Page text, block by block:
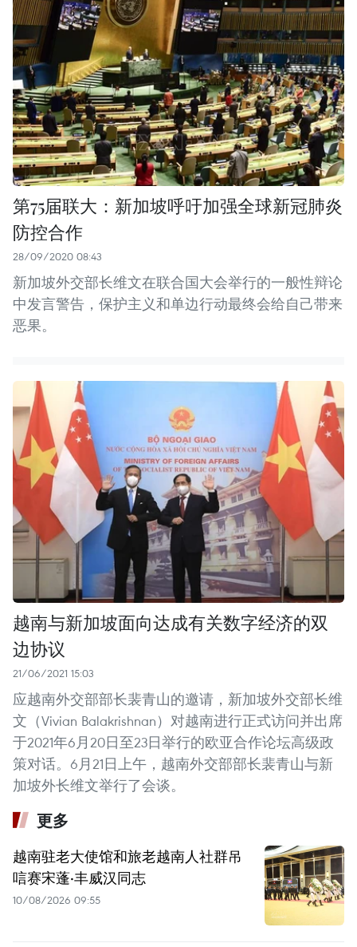
第75届联大：新加坡呼吁加强全球新冠肺炎
防控合作
28/09/2020 08:43
新加坡外交部长维文在联合国大会举行的一般性辩论
中发言警告，保护主义和单边行动最终会给自己带来
恶果。
越南与新加坡面向达成有关数字经济的双
边协议
21/06/2021 15:03
应越南外交部部长裴青山的邀请，新加坡外交部长维
文（Vivian Balakrishnan）对越南进行正式访问并出席
于2021年6月20日至23日举行的欧亚合作论坛高级政
策对话。6月21日上午，越南外交部部长裴青山与新
加坡外长维文举行了会谈。
更多
越南驻老大使馆和旅老越南人社群吊
唁赛宋蓬·丰威汉同志
10/08/2026 09:55